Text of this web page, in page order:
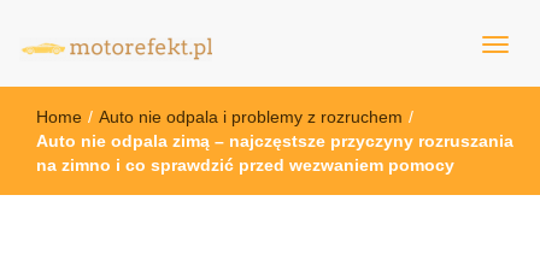
motorefekt.pl
Home / Auto nie odpala i problemy z rozruchem /
Auto nie odpala zimą – najczęstsze przyczyny rozruszania
na zimno i co sprawdzić przed wezwaniem pomocy